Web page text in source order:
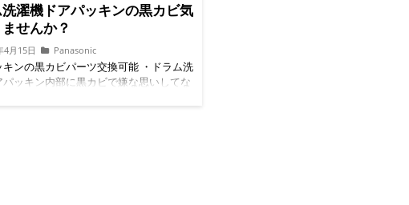
洗濯機ドアパッキンの黒カビ気
せんか？
4月15日 Panasonic
キンの黒カビパーツ交換可能 ・ドラム洗
ッキン内部に黒カビで嫌な思いしてな